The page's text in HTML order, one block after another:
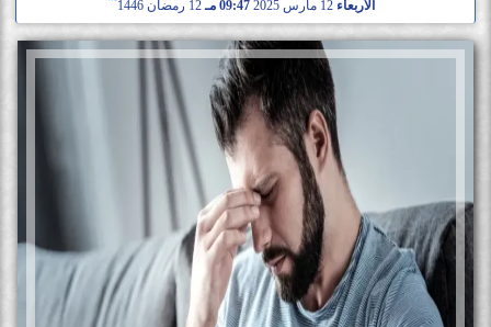
الأربعاء 12 مارس 2025 09:47 مـ 12 رمضان 1446